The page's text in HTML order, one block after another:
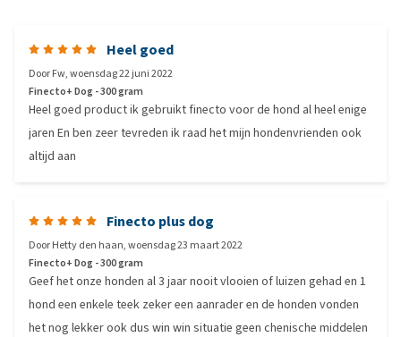
Heel goed
DoorFw,woensdag 22 juni 2022
Finecto+ Dog - 300 gram
Heel goed product ik gebruikt finecto voor de hond al heel enige
jaren En ben zeer tevreden ik raad het mijn hondenvrienden ook
altijd aan
Finecto plus dog
DoorHetty den haan,woensdag 23 maart 2022
Finecto+ Dog - 300 gram
Geef het onze honden al 3 jaar nooit vlooien of luizen gehad en 1
hond een enkele teek zeker een aanrader en de honden vonden
het nog lekker ook dus win win situatie geen chenische middelen